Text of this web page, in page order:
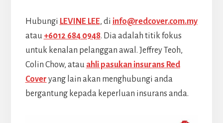
Hubungi LEVINE LEE, di info@redcover.com.my
atau +6012 684 0948. Dia adalah titik fokus
untuk kenalan pelanggan awal. Jeffrey Teoh,
Colin Chow, atau ahli pasukan insurans Red
Cover yang lain akan menghubungi anda
bergantung kepada keperluan insurans anda.